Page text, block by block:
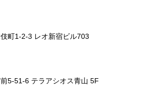
町1-2-3 レオ新宿ビル703
5-51-6 テラアシオス青山 5F